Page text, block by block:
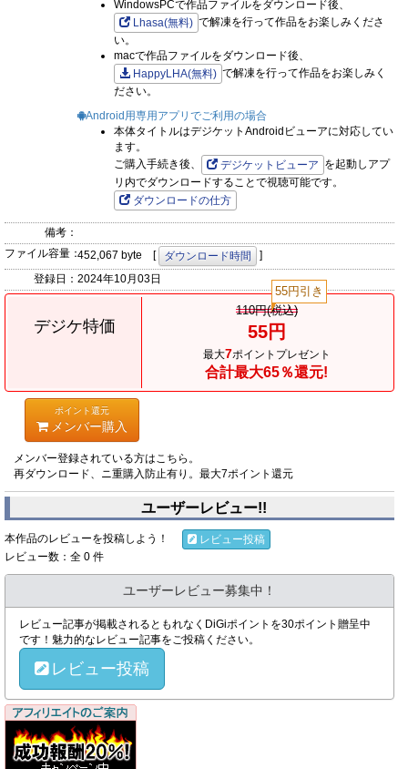
WindowsPCで作品ファイルをダウンロード後、
Lhasa(無料) で解凍を行って作品をお楽しみくださ
い。
macで作品ファイルをダウンロード後、
HappyLHA(無料) で解凍を行って作品をお楽しみく
ださい。
Android用専用アプリでご利用の場合
本体タイトルはデジケットAndroidビューアに対応してい
ます。
ご購入手続き後、
デジケットビューア を起動しアプ
リ内でダウンロードすることで視聴可能です。
ダウンロードの仕方
備考：
ファイル容量：452,067 byte [ ダウンロード時間
]
登録日： 2024年10月03日
デジケ特価
110円(税込)
55円引き
55円
最大7ポイントプレゼント
合計最大65％還元!
ポイント還元
メンバー購入
メンバー登録されている方はこちら。
再ダウンロード、ニ重購入防止有り。最大7ポイント還元
ユーザーレビュー!!
本作品のレビューを投稿しよう！
レビュー投稿
レビュー数：全 0 件
ユーザーレビュー募集中！
レビュー記事が掲載されるともれなくDiGiポイントを30ポイント贈呈中
です！魅力的なレビュー記事をご投稿ください。
レビュー投稿